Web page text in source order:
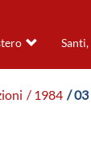
/ 1984 / 03